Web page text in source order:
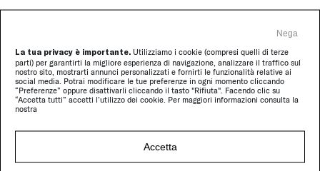
La tua privacy è importante. Utilizziamo i cookie (compresi quelli di terze
parti) per garantirti la migliore esperienza di navigazione, analizzare il traffico sul
nostro sito, mostrarti annunci personalizzati e fornirti le funzionalità relative ai
social media. Potrai modificare le tue preferenze in ogni momento cliccando
“Preferenze” oppure disattivarli cliccando il tasto "Rifiuta". Facendo clic su
“Accetta tutti” accetti l’utilizzo dei cookie. Per maggiori informazioni consulta la
nostra
Accetta
Nega